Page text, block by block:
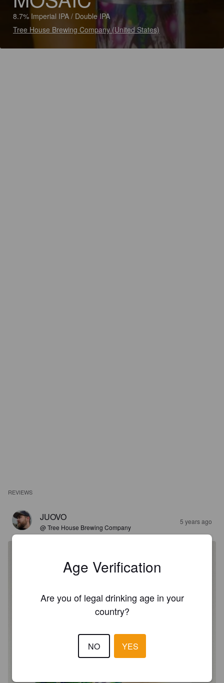
8.7% Imperial IPA / Double IPA
Tree House Brewing Company (United States)
REVIEWS
JUOVO
@ Tree House Brewing Company
5 years ago
Age Verification
Are you of legal drinking age in your
country?
NO YES